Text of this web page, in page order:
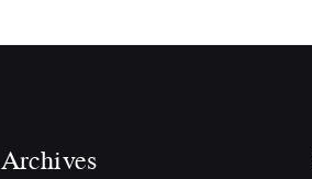
Archives